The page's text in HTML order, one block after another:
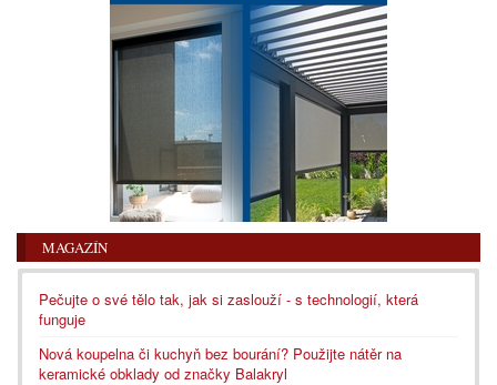
MAGAZÍN
Pečujte o své tělo tak, jak si zaslouží - s technologií, která
funguje
Nová koupelna či kuchyň bez bourání? Použijte nátěr na
keramické obklady od značky Balakryl